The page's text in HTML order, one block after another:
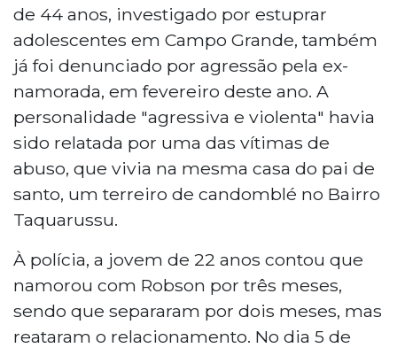
de 44 anos, investigado por estuprar
adolescentes em Campo Grande, também
já foi denunciado por agressão pela ex-
namorada, em fevereiro deste ano. A
personalidade "agressiva e violenta" havia
sido relatada por uma das vítimas de
abuso, que vivia na mesma casa do pai de
santo, um terreiro de candomblé no Bairro
Taquarussu.
À polícia, a jovem de 22 anos contou que
namorou com Robson por três meses,
sendo que separaram por dois meses, mas
reataram o relacionamento. No dia 5 de